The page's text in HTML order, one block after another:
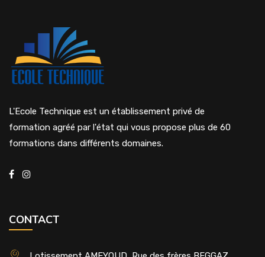
L'Ecole Technique est un établissement privé de
formation agréé par l'état qui vous propose plus de 60
formations dans différents domaines.
CONTACT